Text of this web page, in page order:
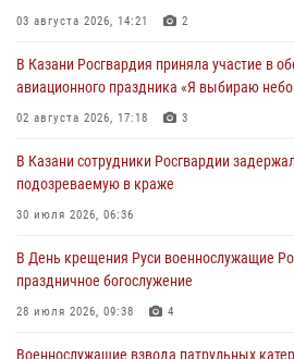
03 августа 2026, 14:21 2
В Казани Росгвардия приняла участие в
авиационного праздника «Я выбираю
02 августа 2026, 17:18 3
В Казани сотрудники Росгвардии
подозреваемую в краже
30 июля 2026, 06:36
В День крещения Руси военнослужащие
праздничное богослужение
28 июля 2026, 09:38 4
Военнослужащие взвода патрульных